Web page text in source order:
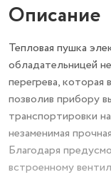
Описание
Тепловая пушка
обладательницей
перегрева, которая
позволив прибору
транспортировки
незаменимая
Благодаря
встроенному